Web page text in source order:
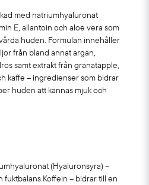
med natriumhyaluronat
E, allantoin och aloe vera som
huden. Formulan innehåller
från bland annat argan,
samt extrakt från granatäpple,
kaffe – ingredienser som bidrar
huden att kännas mjuk och
(Hyaluronsyra) –
– bidrar till en